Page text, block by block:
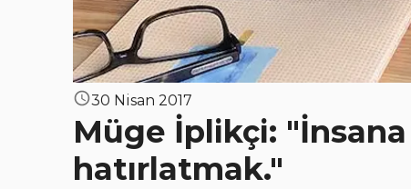
30 Nisan 2017
Müge İplikçi:
hatırlatmak."